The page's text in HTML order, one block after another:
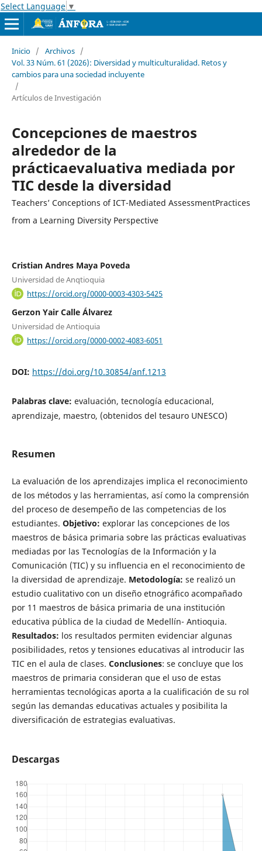
Select Language ▼
Inicio / Archivos /
Vol. 33 Núm. 61 (2026): Diversidad y multiculturalidad. Retos y
cambios para una sociedad incluyente
/
Artículos de Investigación
Concepciones de maestros
alrededor de la
prácticaevaluativa mediada por
TIC desde la diversidad
Teachers’ Conceptions of ICT-Mediated AssessmentPractices
from a Learning Diversity Perspective
Cristian Andres Maya Poveda
Universidad de Anqtioquia
https://orcid.org/0000-0003-4303-5425
Gerzon Yair Calle Álvarez
Universidad de Antioquia
https://orcid.org/0000-0002-4083-6051
DOI: https://doi.org/10.30854/anf.1213
Palabras clave: evaluación, tecnología educacional,
aprendizaje, maestro, (obtenidos del tesauro UNESCO)
Resumen
La evaluación de los aprendizajes implica el reconocimiento
de los métodos y las herramientas, así como la comprensión
del proceso de desempeño de las competencias de los
estudiantes. Objetivo: explorar las concepciones de los
maestros de básica primaria sobre las prácticas evaluativas
mediadas por las Tecnologías de la Información y la
Comunicación (TIC) y su influencia en el reconocimiento de
la diversidad de aprendizaje. Metodología: se realizó un
estudio cualitativo con un diseño etnográfico acompañado
por 11 maestros de básica primaria de una institución
educativa pública de la ciudad de Medellín- Antioquia.
Resultados: los resultados permiten evidenciar algunas
posibilidades, retos y tensiones educativas al introducir las
TIC en el aula de clases. Conclusiones: se concluye que los
maestros de primaria consideran que el uso de estas
herramientas tecnológicas aporta a la cualificación de su rol
según las demandas educativas actuales y posibilita la
diversificación de estrategias evaluativas.
Descargas